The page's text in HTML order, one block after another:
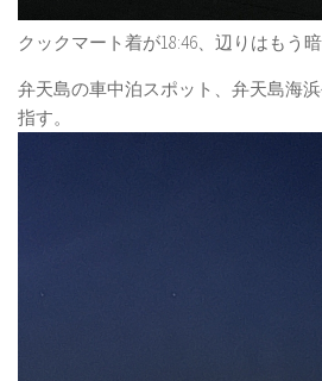
クックマート着が18:46、辺りはもう暗
弁天島の車中泊スポット、弁天島海
指す。